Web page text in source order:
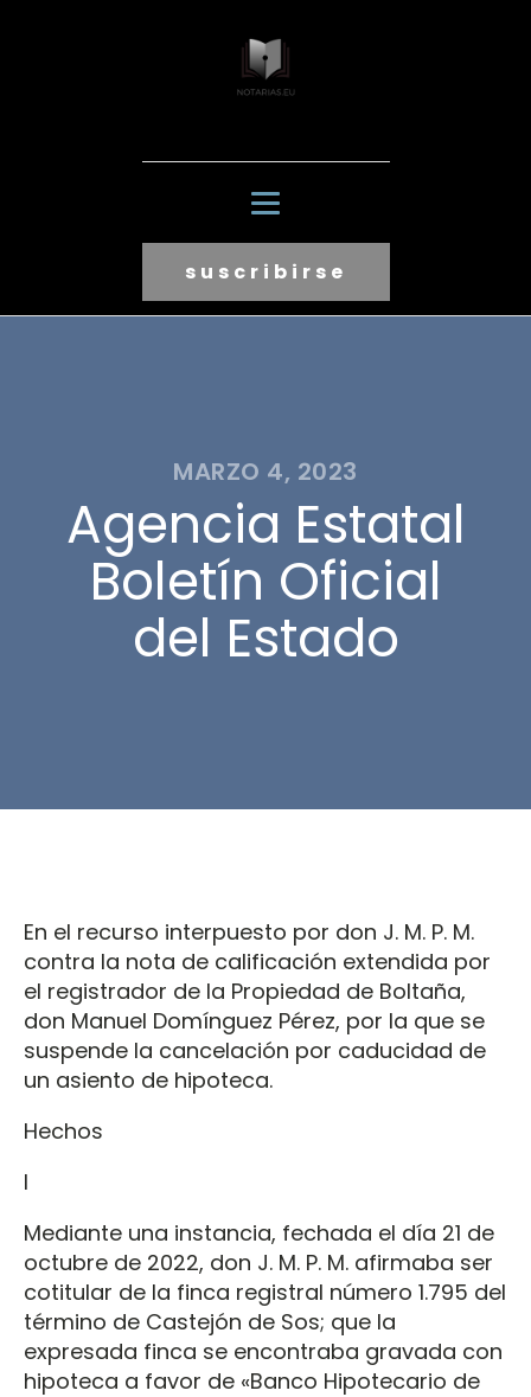
suscribirse
MARZO 4, 2023
Agencia Estatal
Boletín Oficial
del Estado
En el recurso interpuesto por don J. M. P. M.
contra la nota de calificación extendida por
el registrador de la Propiedad de Boltaña,
don Manuel Domínguez Pérez, por la que se
suspende la cancelación por caducidad de
un asiento de hipoteca.
Hechos
I
Mediante una instancia, fechada el día 21 de
octubre de 2022, don J. M. P. M. afirmaba ser
cotitular de la finca registral número 1.795 del
término de Castejón de Sos; que la
expresada finca se encontraba gravada con
hipoteca a favor de «Banco Hipotecario de